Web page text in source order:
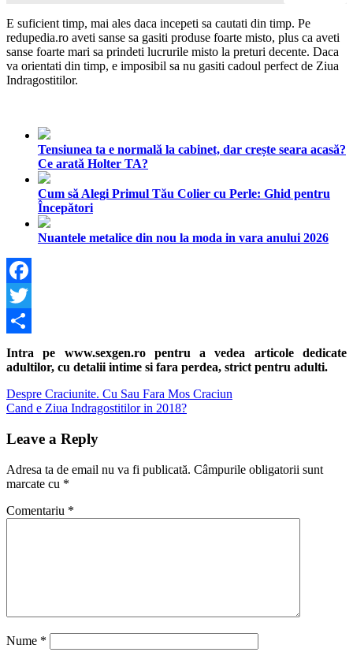
E suficient timp, mai ales daca incepeti sa cautati din timp. Pe
redupedia.ro aveti sanse sa gasiti produse foarte misto, plus ca aveti
sanse foarte mari sa prindeti lucrurile misto la preturi decente. Daca
va orientati din timp, e imposibil sa nu gasiti cadoul perfect de Ziua
Indragostitilor.
Tensiunea ta e normală la cabinet, dar crește seara acasă?
Ce arată Holter TA?
Cum să Alegi Primul Tău Colier cu Perle: Ghid pentru
Începători
Nuantele metalice din nou la moda in vara anului 2026
Facebook
Twitter
Share
Intra pe www.sexgen.ro pentru a vedea articole dedicate
adultilor, cu detalii intime si fara perdea, strict pentru adulti.
Navigare
în
articole
Previous
Post:
Despre Craciunite. Cu Sau Fara Mos Craciun
Next
Cand e Ziua Indragostitilor in 2018?
Leave a Reply
Adresa ta de email nu va fi publicată. Câmpurile obligatorii sunt
marcate cu *
Comentariu *
Nume *